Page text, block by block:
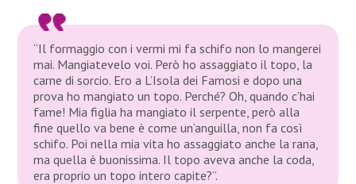
“Il formaggio con i vermi mi fa schifo non lo mangerei
mai. Mangiatevelo voi. Però ho assaggiato il topo, la
carne di sorcio. Ero a L’Isola dei Famosi e dopo una
prova ho mangiato un topo. Perché? Oh, quando c’hai
fame! Mia figlia ha mangiato il serpente, però alla
fine quello va bene è come un’anguilla, non fa così
schifo. Poi nella mia vita ho assaggiato anche la rana,
ma quella è buonissima. Il topo aveva anche la coda,
era proprio un topo intero capite?”.